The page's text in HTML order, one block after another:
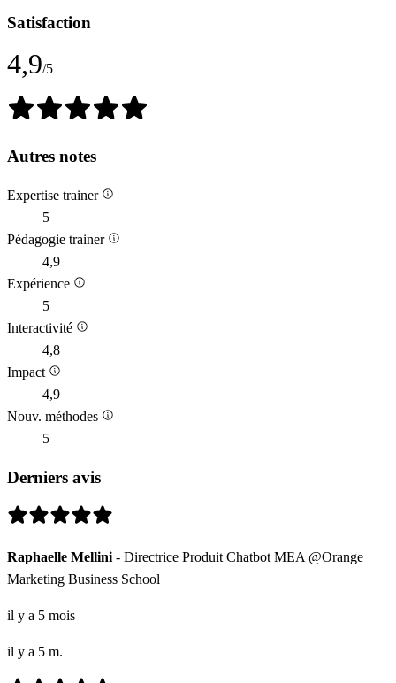
Satisfaction
4,9/5
Autres notes
Expertise trainer
5
Pédagogie trainer
4,9
Expérience
5
Interactivité
4,8
Impact
4,9
Nouv. méthodes
5
Derniers avis
Raphaelle Mellini - Directrice Produit Chatbot MEA @Orange
Marketing Business School
il y a 5 mois
il y a 5 m.